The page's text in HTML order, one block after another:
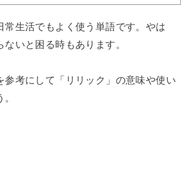
常生活でもよく使う単語です。やは
ないと困る時もあります。
参考にして「リリック」の意味や使い